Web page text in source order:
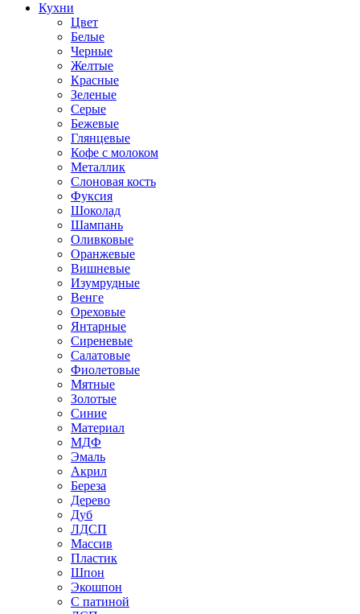
Кухни
Цвет
Белые
Черные
Желтые
Красные
Зеленые
Серые
Бежевые
Глянцевые
Кофе с молоком
Металлик
Слоновая кость
Фуксия
Шоколад
Шампань
Оливковые
Оранжевые
Вишневые
Изумрудные
Венге
Ореховые
Янтарные
Сиреневые
Салатовые
Фиолетовые
Мятные
Золотые
Синие
Материал
МДФ
Эмаль
Акрил
Береза
Дерево
Дуб
ЛДСП
Массив
Пластик
Шпон
Экошпон
С патиной